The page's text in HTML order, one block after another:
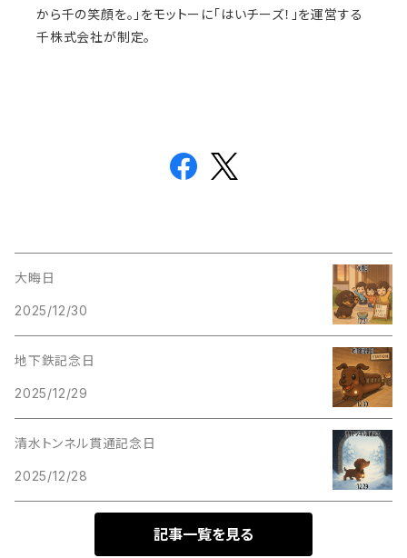
から千の笑顔を。」をモットーに「はいチーズ！」を運営する
千株式会社が制定。
大晦日
2025/12/30
地下鉄記念日
2025/12/29
清水トンネル貫通記念日
2025/12/28
記事一覧を見る